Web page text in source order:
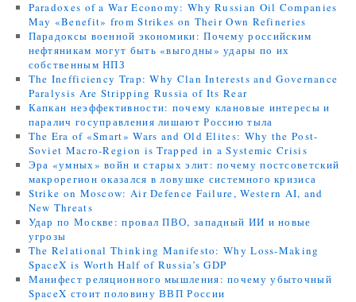
Paradoxes of a War Economy: Why Russian Oil Companies
May «Benefit» from Strikes on Their Own Refineries
Парадоксы военной экономики: Почему российским
нефтяникам могут быть «выгодны» удары по их
собственным НПЗ
The Inefficiency Trap: Why Clan Interests and Governance
Paralysis Are Stripping Russia of Its Rear
Капкан неэффективности: почему клановые интересы и
паралич госуправления лишают Россию тыла
The Era of «Smart» Wars and Old Elites: Why the Post-
Soviet Macro-Region is Trapped in a Systemic Crisis
Эра «умных» войн и старых элит: почему постсоветский
макрорегион оказался в ловушке системного кризиса
Strike on Moscow: Air Defence Failure, Western AI, and
New Threats
Удар по Москве: провал ПВО, западный ИИ и новые
угрозы
The Relational Thinking Manifesto: Why Loss-Making
SpaceX is Worth Half of Russia’s GDP
Манифест реляционного мышления: почему убыточный
SpaceX стоит половину ВВП России